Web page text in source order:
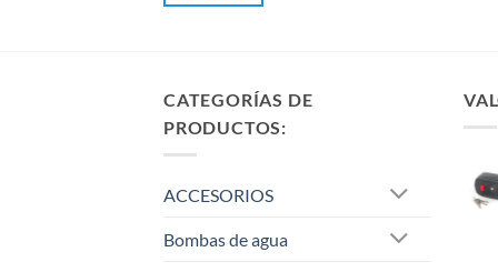
CATEGORÍAS DE
PRODUCTOS:
ACCESORIOS
Bombas de agua